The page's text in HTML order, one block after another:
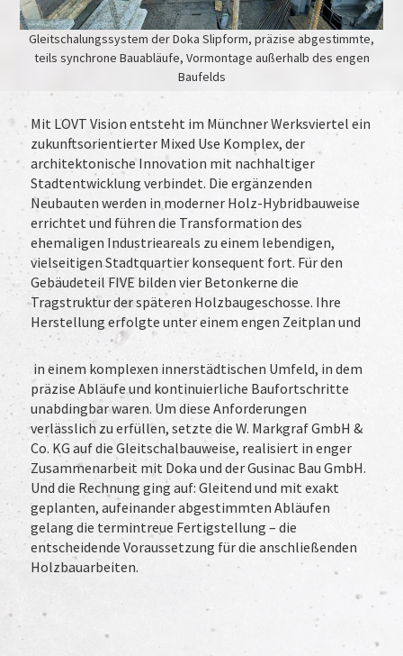
Gleitschalungssystem der Doka Slipform, präzise abgestimmte,
teils synchrone Bauabläufe, Vormontage außerhalb des engen
Baufelds
Mit LOVT Vision entsteht im Münchner Werksviertel ein
zukunftsorientierter Mixed Use Komplex, der
architektonische Innovation mit nachhaltiger
Stadtentwicklung verbindet. Die ergänzenden
Neubauten werden in moderner Holz-Hybridbauweise
errichtet und führen die Transformation des
ehemaligen Industrieareals zu einem lebendigen,
vielseitigen Stadtquartier konsequent fort. Für den
Gebäudeteil FIVE bilden vier Betonkerne die
Tragstruktur der späteren Holzbaugeschosse. Ihre
Herstellung erfolgte unter einem engen Zeitplan und
in einem komplexen innerstädtischen Umfeld, in dem
präzise Abläufe und kontinuierliche Baufortschritte
unabdingbar waren. Um diese Anforderungen
verlässlich zu erfüllen, setzte die W. Markgraf GmbH &
Co. KG auf die Gleitschalbauweise, realisiert in enger
Zusammenarbeit mit Doka und der Gusinac Bau GmbH.
Und die Rechnung ging auf: Gleitend und mit exakt
geplanten, aufeinander abgestimmten Abläufen
gelang die termintreue Fertigstellung – die
entscheidende Voraussetzung für die anschließenden
Holzbauarbeiten.